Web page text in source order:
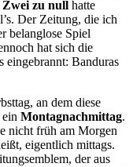
Zwei zu null hatte
Der Zeitung, die ich
belanglose Spiel
hat sich die
eingebrannt: Banduras
an dem diese
Montagnachmittag.
nicht früh am Morgen
eigentlich mittags.
der aus